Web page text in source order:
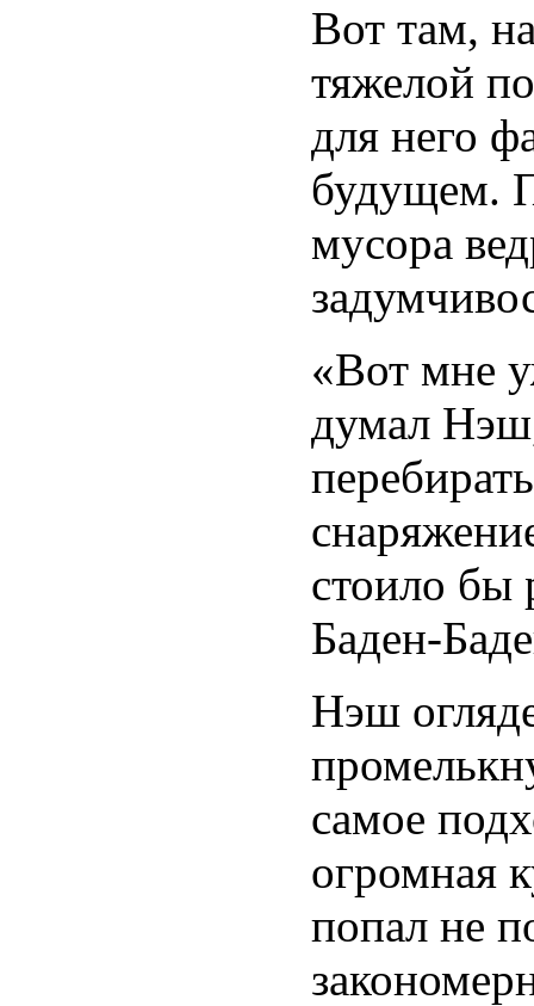
Вот там,
тяжелой
для него
будущем.
мусора
«Вот мне
думал
стоило бы
Баден-
Нэш
самое
огромная
попал не